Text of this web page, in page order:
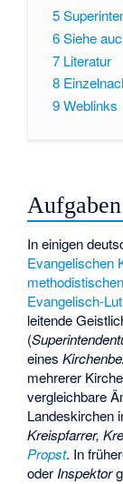
5
6Siehe
7 Literatur
8
9Weblinks
In einigen
Evangelischen
Evangelisch-
leitende
(
eines
mehrerer
vergleichbare
Landeskirchen
Kreispfarrer,
Propst. In
oderInspektor